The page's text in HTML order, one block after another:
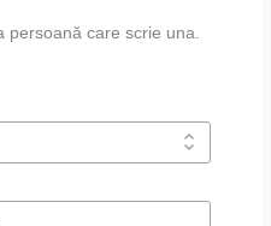
care scrie una.